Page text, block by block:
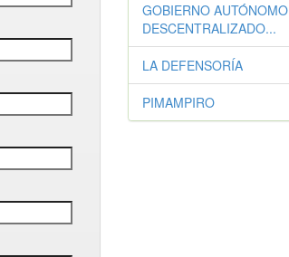
GOBIERNO AUTÓNOMO
DESCENTRALIZADO...
LA DEFENSORÍA
PIMAMPIRO